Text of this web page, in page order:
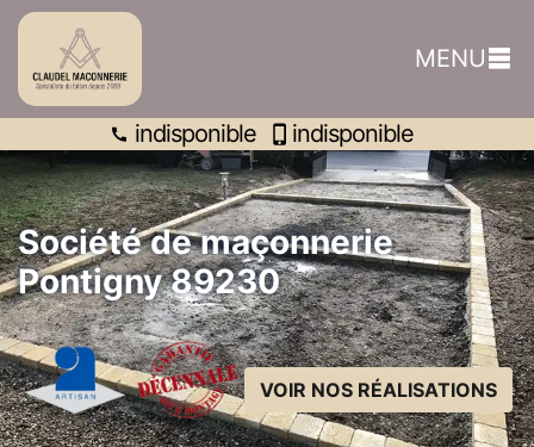
MENU
indisponible indisponible
Société de maçonnerie
Pontigny 89230
VOIR NOS RÉALISATIONS